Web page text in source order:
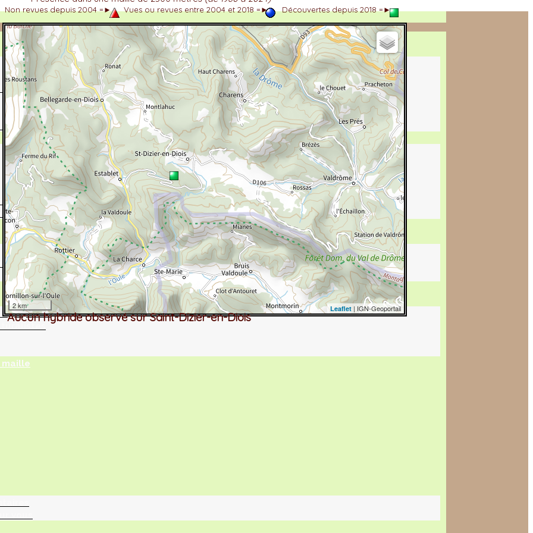
Alpes
cotations UICN)
?
maille
2 km Leaflet | IGN-Geoportail
Aucun hybride observé sur Saint-Dizier-en-Diois
Non revues depuis 2004 =► Vues ou revues entre 2004 et 2018 =► Découvertes depuis 2018 =►